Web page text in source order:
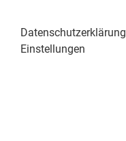
Datenschutzerklärung
Einstellungen